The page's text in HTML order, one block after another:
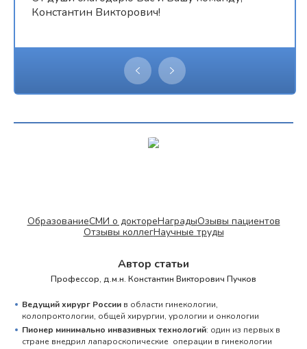
Константин Викторович!
ОбразованиеСМИ о доктореНаградыОзывы пациентов
Отзывы коллегНаучные труды
Автор статьи
Профессор, д.м.н. Константин Викторович Пучков
Ведущий хирург России в области гинекологии,
колопроктологии, общей хирургии, урологии и онкологии
Пионер минимально инвазивных технологий: один из первых в
стране внедрил лапароскопические операции в гинекологии